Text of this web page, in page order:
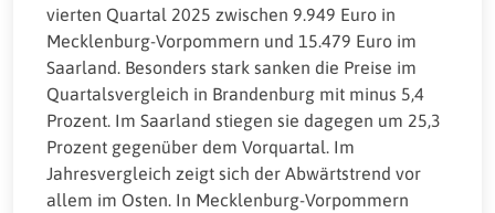
vierten Quartal 2025 zwischen 9.949 Euro in
Mecklenburg-Vorpommern und 15.479 Euro im
Saarland. Besonders stark sanken die Preise im
Quartalsvergleich in Brandenburg mit minus 5,4
Prozent. Im Saarland stiegen sie dagegen um 25,3
Prozent gegenüber dem Vorquartal. Im
Jahresvergleich zeigt sich der Abwärtstrend vor
allem im Osten. In Mecklenburg-Vorpommern